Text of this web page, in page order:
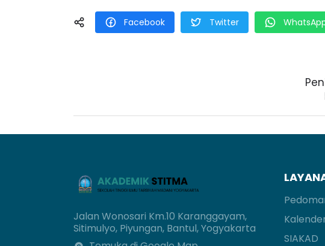
Facebook Twitter
Jalan Wonosari Km.10 Karanggayam,
Sitimulyo, Piyungan, Bantul, Yogyakarta
SIAKAD